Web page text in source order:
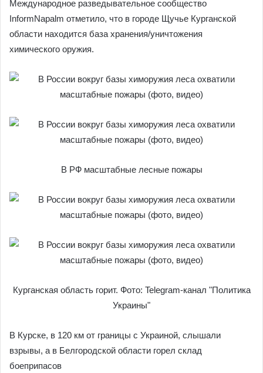
Международное разведывательное сообщество
InformNapalm отметило, что в городе Щучье Курганской
области находится база хранения/уничтожения
химического оружия.
В РФ масштабные лесные пожары
Курганская область горит. Фото: Telegram-канал "Политика
Украины"
В Курске, в 120 км от границы с Украиной, слышали
взрывы, а в Белгородской области горел склад
боеприпасов